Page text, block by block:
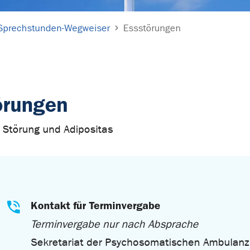
Wegweiser Essstörungen
und Adipositas
Kontakt für Terminvergabe
Terminvergabe nur nach Absprache
Sekretariat der Psychosomatischen Ambulanz